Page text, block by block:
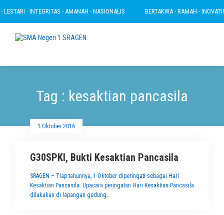
- INTEGRITAS - AMANAH - NASIONALIS BERTAKWA - RAMAH -
Tag : kesaktian pancasila
1 Oktober 2016
G30SPKI, Bukti Kesaktian Pancasila
SRAGEN – Tiap tahunnya, 1 Oktober diperingati sebagai Hari
Kesaktian Pancasila. Upacara peringatan Hari Kesaktian Pancasila
dilakukan di lapangan gedung..